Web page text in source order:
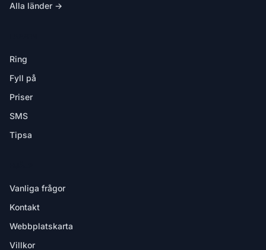
Alla länder →
Ring
Fyll på
Priser
SMS
Tipsa
Vanliga frågor
Kontakt
Webbplatskarta
Villkor